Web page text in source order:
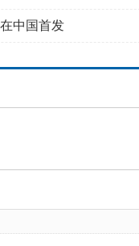
中国首发